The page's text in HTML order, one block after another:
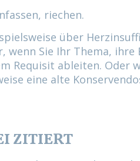
riechen.
über
Sie Ihr Thema,
Requisit ableiten. Oder
eine alte
ZITIERT